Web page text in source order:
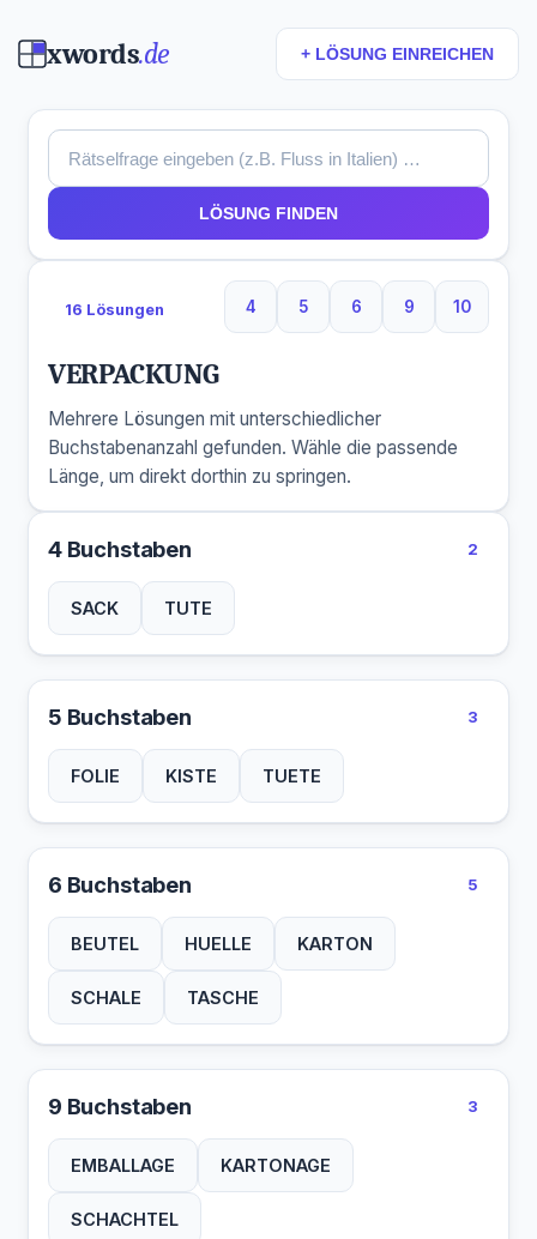
xwords.de + LÖSUNG EINREICHEN
LÖSUNG FINDEN
16 Lösungen 4
4 Buchstaben
5
5 Buchstaben
6
6 Buchstaben
9
9 Buchstaben
10
10
VERPACKUNG
Mehrere Lösungen mit unterschiedlicher
Buchstabenanzahl gefunden. Wähle die passende
Länge, um direkt dorthin zu springen.
4 Buchstaben 2
SACK TUTE
5 Buchstaben 3
FOLIE KISTE TUETE
6 Buchstaben 5
BEUTEL HUELLE KARTON
SCHALE TASCHE
9 Buchstaben 3
EMBALLAGE KARTONAGE
SCHACHTEL